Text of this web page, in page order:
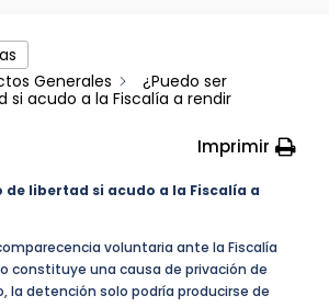
Generales
¿Puedo ser
si acudo a la Fiscalía a rendir
Imprimir
de libertad si acudo a la Fiscalía a
voluntaria ante la Fiscalía
constituye una causa de privación de
la detención solo podría producirse de